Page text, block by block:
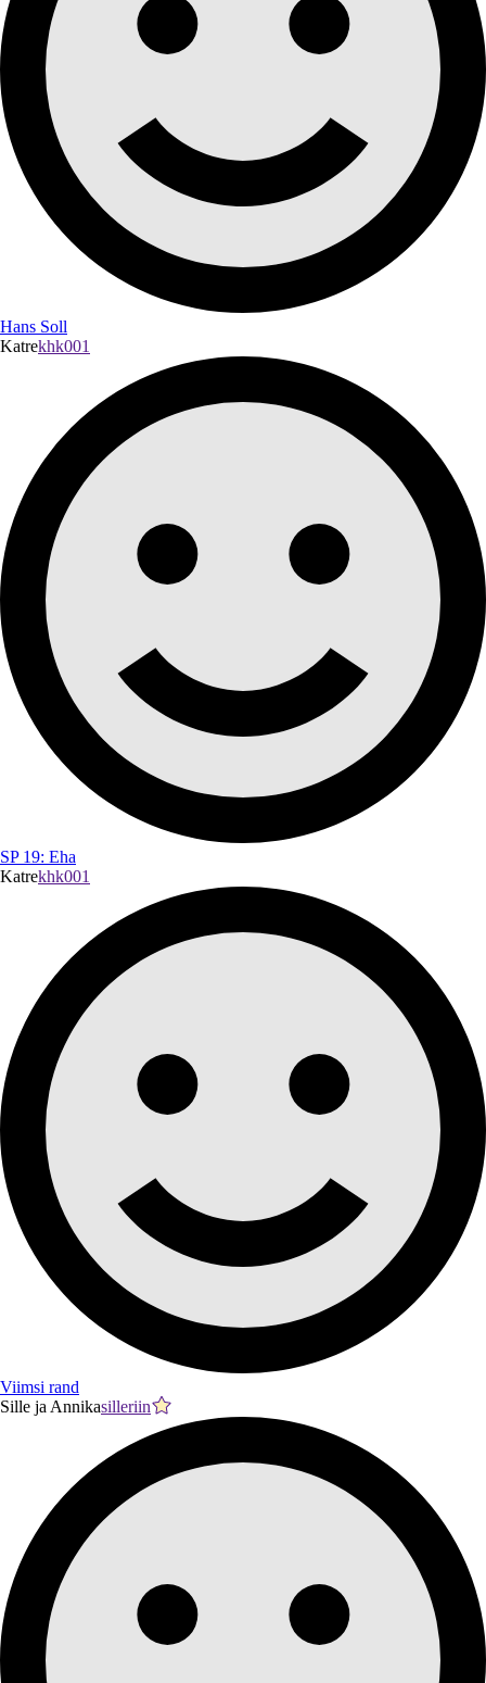
Hans Soll
Katrekhk001
SP 19: Eha
Katrekhk001
Viimsi rand
Sille ja Annikasilleriin